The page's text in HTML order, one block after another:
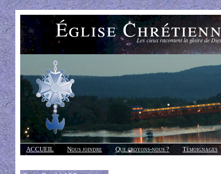
Église Les cieux racontent la gloire de
ACCUEIL Nous joindre Que croyons-nous ?
Témoignages
Réponses